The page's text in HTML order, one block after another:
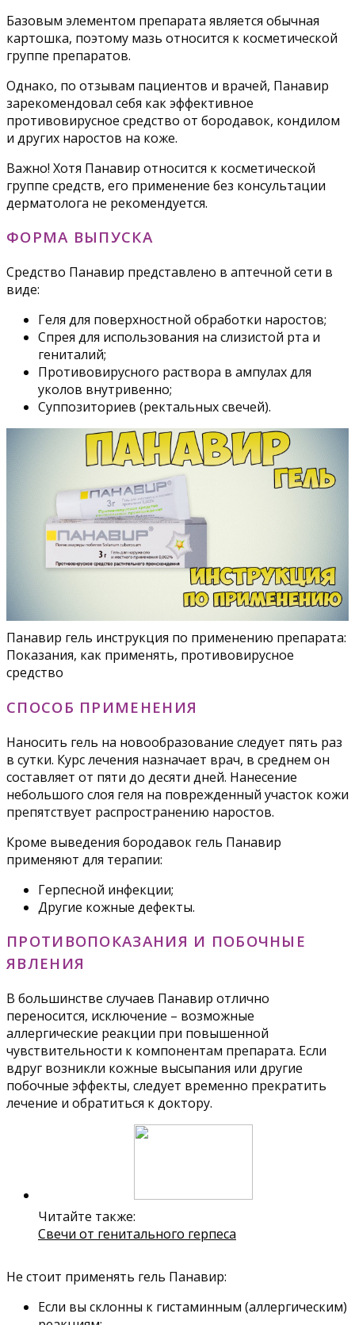
Базовым элементом препарата является обычная
картошка, поэтому мазь относится к косметической
группе препаратов.
Однако, по отзывам пациентов и врачей, Панавир
зарекомендовал себя как эффективное
противовирусное средство от бородавок, кондилом
и других наростов на коже.
Важно! Хотя Панавир относится к косметической
группе средств, его применение без консультации
дерматолога не рекомендуется.
ФОРМА ВЫПУСКА
Средство Панавир представлено в аптечной сети в
виде:
Геля для поверхностной обработки наростов;
Спрея для использования на слизистой рта и
гениталий;
Противовирусного раствора в ампулах для
уколов внутривенно;
Суппозиториев (ректальных свечей).
Панавир гель инструкция по применению препарата:
Показания, как применять, противовирусное
средство
СПОСОБ ПРИМЕНЕНИЯ
Наносить гель на новообразование следует пять раз
в сутки. Курс лечения назначает врач, в среднем он
составляет от пяти до десяти дней. Нанесение
небольшого слоя геля на поврежденный участок кожи
препятствует распространению наростов.
Кроме выведения бородавок гель Панавир
применяют для терапии:
Герпесной инфекции;
Другие кожные дефекты.
ПРОТИВОПОКАЗАНИЯ И ПОБОЧНЫЕ
ЯВЛЕНИЯ
В большинстве случаев Панавир отлично
переносится, исключение – возможные
аллергические реакции при повышенной
чувствительности к компонентам препарата. Если
вдруг возникли кожные высыпания или другие
побочные эффекты, следует временно прекратить
лечение и обратиться к доктору.
Читайте также:
Свечи от генитального герпеса
Не стоит применять гель Панавир:
Если вы склонны к гистаминным (аллергическим)